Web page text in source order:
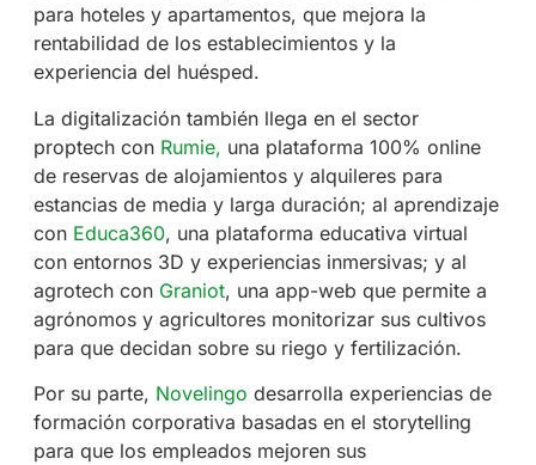
para hoteles y apartamentos, que mejora la
rentabilidad de los establecimientos y la
experiencia del huésped.
La digitalización también llega en el sector
proptech con Rumie, una plataforma 100% online
de reservas de alojamientos y alquileres para
estancias de media y larga duración; al aprendizaje
con Educa360, una plataforma educativa virtual
con entornos 3D y experiencias inmersivas; y al
agrotech con Graniot, una app-web que permite a
agrónomos y agricultores monitorizar sus cultivos
para que decidan sobre su riego y fertilización.
Por su parte, Novelingo desarrolla experiencias de
formación corporativa basadas en el storytelling
para que los empleados mejoren sus